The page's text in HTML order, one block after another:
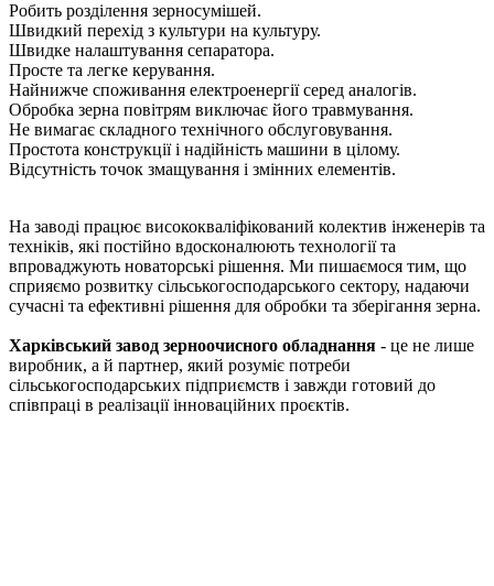
Робить розділення зерносумішей.
Швидкий перехід з культури на культуру.
Швидке налаштування сепаратора.
Просте та легке керування.
Найнижче споживання електроенергії серед аналогів.
Обробка зерна повітрям виключає його травмування.
Не вимагає складного технічного обслуговування.
Простота конструкції і надійність машини в цілому.
Відсутність точок змащування і змінних елементів.
На заводі працює висококваліфікований колектив інженерів та
техніків, які постійно вдосконалюють технології та
впроваджують новаторські рішення. Ми пишаємося тим, що
сприяємо розвитку сільськогосподарського сектору, надаючи
сучасні та ефективні рішення для обробки та зберігання зерна.
Харківський завод зерноочисного обладнання - це не лише
виробник, а й партнер, який розуміє потреби
сільськогосподарських підприємств і завжди готовий до
співпраці в реалізації інноваційних проєктів.